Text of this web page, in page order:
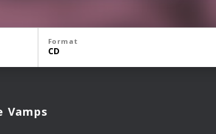
Format
CD
Vamps